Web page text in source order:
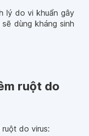
lý do vi khuẩn gây
dùng kháng sinh
ruột do
do virus: